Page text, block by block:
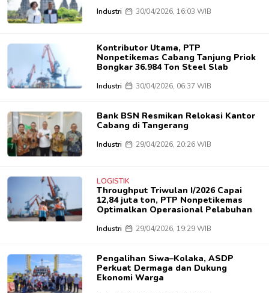
Industri 30/04/2026, 16:03 WIB
Kontributor Utama, PTP
Nonpetikemas Cabang Tanjung Priok
Bongkar 36.984 Ton Steel Slab
Industri 30/04/2026, 06:37 WIB
Bank BSN Resmikan Relokasi Kantor
Cabang di Tangerang
Industri 29/04/2026, 20:26 WIB
LOGISTIK
Throughput Triwulan I/2026 Capai
12,84 juta ton, PTP Nonpetikemas
Optimalkan Operasional Pelabuhan
Industri 29/04/2026, 19:29 WIB
Pengalihan Siwa–Kolaka, ASDP
Perkuat Dermaga dan Dukung
Ekonomi Warga